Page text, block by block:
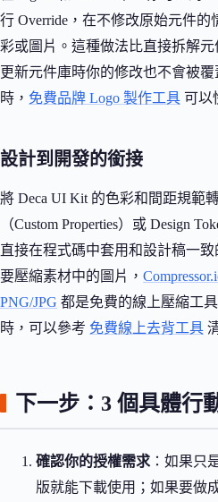
行 Override，在不修改原始元件
彩或圖片。這種做法比直接拆解
更新元件庫時你的修改也不會被
時， 免費品牌 Logo 製作工具 可以
設計到開發的銜接
將 Deca UI Kit 的色彩和間距規範
（Custom Properties）或 Design
直接在程式碼中套用和設計稿一
要壓縮素材中的圖片，
PNG/JPG 都是免費的線上壓縮工
時，可以參考 免費線上去背工具
下一步：3 個具體行
確認你的授權需求 ：如果只
版就能下載使用；如果要做